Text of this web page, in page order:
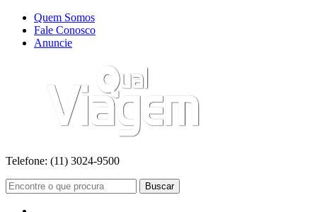
Quem Somos
Fale Conosco
Anuncie
Telefone: (11) 3024-9500
Buscar